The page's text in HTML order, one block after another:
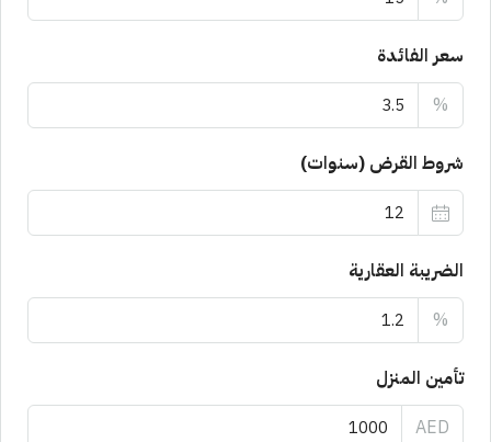
سعر الفائدة
%
شروط القرض (سنوات)
الضريبة العقارية
%
تأمين المنزل
AED